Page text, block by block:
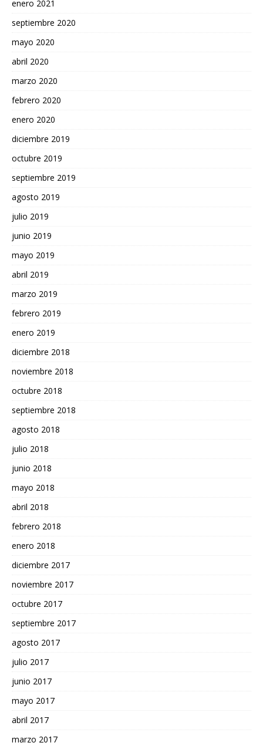
enero 2021
septiembre 2020
mayo 2020
abril 2020
marzo 2020
febrero 2020
enero 2020
diciembre 2019
octubre 2019
septiembre 2019
agosto 2019
julio 2019
junio 2019
mayo 2019
abril 2019
marzo 2019
febrero 2019
enero 2019
diciembre 2018
noviembre 2018
octubre 2018
septiembre 2018
agosto 2018
julio 2018
junio 2018
mayo 2018
abril 2018
febrero 2018
enero 2018
diciembre 2017
noviembre 2017
octubre 2017
septiembre 2017
agosto 2017
julio 2017
junio 2017
mayo 2017
abril 2017
marzo 2017